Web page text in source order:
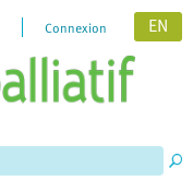
Connexion EN